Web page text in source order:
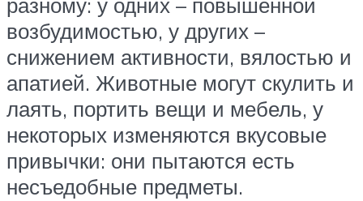
разному: у одних – повышенной
возбудимостью, у других –
снижением активности, вялостью и
апатией. Животные могут скулить и
лаять, портить вещи и мебель, у
некоторых изменяются вкусовые
привычки: они пытаются есть
несъедобные предметы.